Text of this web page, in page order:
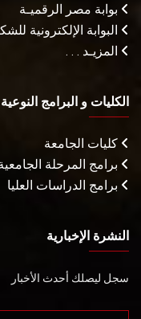
بوابة مصر الرقميـة
البوابة الإلكترونية
المزيـد . . .
الكليات و البرامج النوعية
كليات الجامعة
برامج المرحلة
برامج الدراسات العليا
النشرة الإخبارية
سجل ليصلك أحدث الأخبار